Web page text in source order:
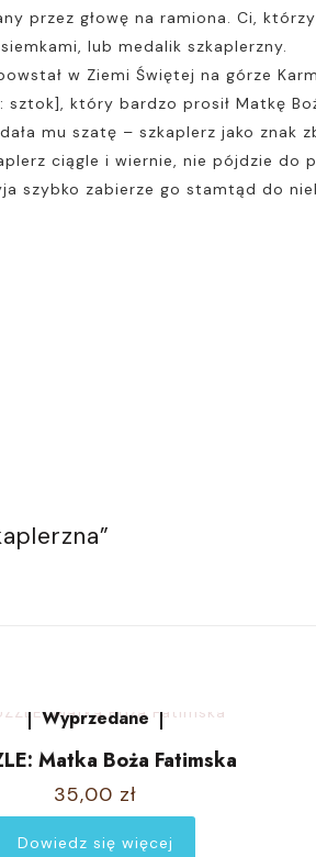
przez głowę na ramiona. Ci,
lub medalik szkaplerzny.
w Ziemi Świętej na górze
który bardzo prosił Matkę
mu szatę – szkaplerz jako
ciągle i wiernie, nie pójdzie do
szybko zabierze go stamtąd do
Wyprzedane
Matka Boża Fatimska
35,00 zł
Dowiedz się więcej